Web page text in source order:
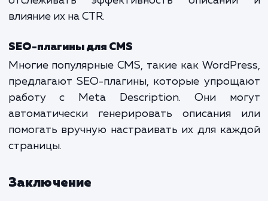
Нерелевантное описание может
шансы на клик. Важно, чтобы описание
соответствовало содержанию страницы.
Инструменты для работы с Meta
Description
Яндекс.Вебмастер
анализировать и оптимизировать